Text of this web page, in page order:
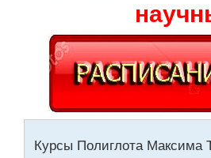
Курсы Полиглота Максима